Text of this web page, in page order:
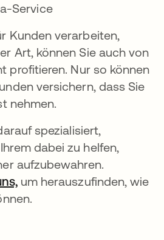
Service
Kunden verarbeiten,
Art, können Sie auch von
profitieren. Nur so können
versichern, dass Sie
nehmen.
spezialisiert,
dabei zu helfen,
aufzubewahren.
um herauszufinden, wie